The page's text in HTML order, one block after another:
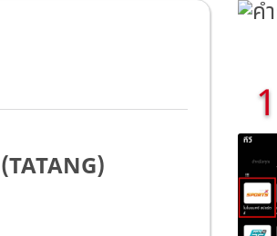
1